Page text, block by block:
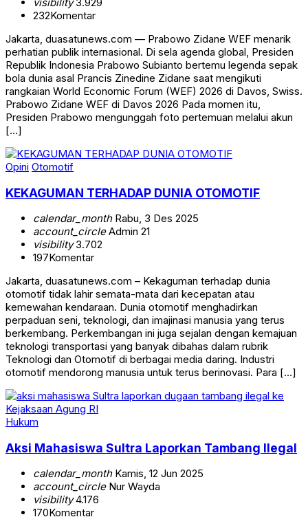
232Komentar
Jakarta, duasatunews.com — Prabowo Zidane WEF menarik
perhatian publik internasional. Di sela agenda global, Presiden
Republik Indonesia Prabowo Subianto bertemu legenda sepak
bola dunia asal Prancis Zinedine Zidane saat mengikuti
rangkaian World Economic Forum (WEF) 2026 di Davos, Swiss.
Prabowo Zidane WEF di Davos 2026 Pada momen itu,
Presiden Prabowo mengunggah foto pertemuan melalui akun
[…]
Opini Otomotif
KEKAGUMAN TERHADAP DUNIA OTOMOTIF
calendar_monthRabu, 3 Des 2025
account_circleAdmin 21
visibility3.702
197Komentar
Jakarta, duasatunews.com – Kekaguman terhadap dunia
otomotif tidak lahir semata-mata dari kecepatan atau
kemewahan kendaraan. Dunia otomotif menghadirkan
perpaduan seni, teknologi, dan imajinasi manusia yang terus
berkembang. Perkembangan ini juga sejalan dengan kemajuan
teknologi transportasi yang banyak dibahas dalam rubrik
Teknologi dan Otomotif di berbagai media daring. Industri
otomotif mendorong manusia untuk terus berinovasi. Para […]
Hukum
Aksi Mahasiswa Sultra Laporkan Tambang Ilegal
calendar_monthKamis, 12 Jun 2025
account_circleNur Wayda
visibility4.176
170Komentar